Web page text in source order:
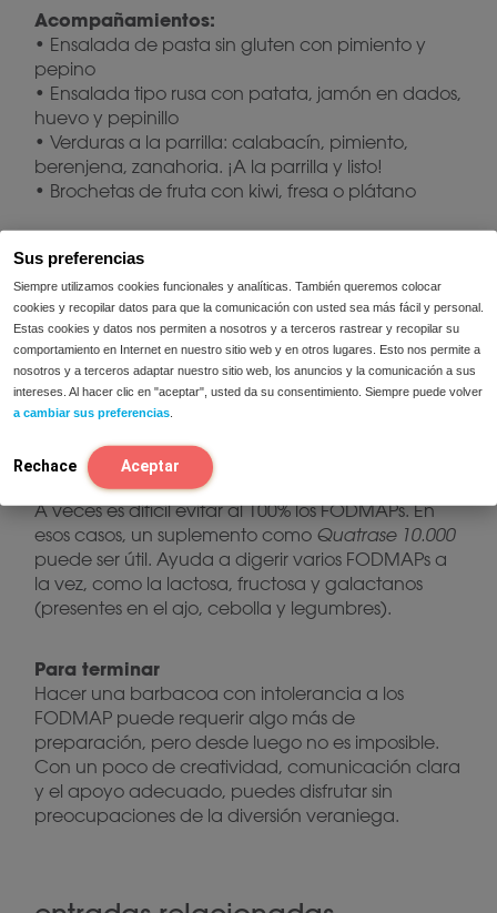
Sus preferencias
Siempre utilizamos cookies funcionales y analíticas. También queremos colocar
cookies y recopilar datos para que la comunicación con usted sea más fácil y personal.
Estas cookies y datos nos permiten a nosotros y a terceros rastrear y recopilar su
comportamiento en Internet en nuestro sitio web y en otros lugares. Esto nos permite a
nosotros y a terceros adaptar nuestro sitio web, los anuncios y la comunicación a sus
intereses. Al hacer clic en "aceptar", usted da su consentimiento. Siempre puede volver
a cambiar sus preferencias
Rechace Aceptar
Acompañamientos:
• Ensalada de pasta sin gluten con pimiento y
pepino
• Ensalada tipo rusa con patata, jamón en dados,
huevo y pepinillo
• Verduras a la parrilla: calabacín, pimiento,
berenjena, zanahoria. ¡A la parrilla y listo!
• Brochetas de fruta con kiwi, fresa o plátano
¿Cómo evito molestias si hago barbacoa en
casa de otros?
• Lleva tus propias porciones, así sabrás
exactamente qué contienen
• Explica brevemente lo que puedes y no puedes
comer; la mayoría de la gente agradece saberlo
• Y… no dudes en compartir este artículo 😉
¿Pueden ayudar los enzimas en una barbacoa
con FODMAPs?
A veces es difícil evitar al 100% los FODMAPs. En
esos casos, un suplemento como Quatrase 10.000
puede ser útil. Ayuda a digerir varios FODMAPs a
la vez, como la lactosa, fructosa y galactanos
(presentes en el ajo, cebolla y legumbres).
Para terminar
Hacer una barbacoa con intolerancia a los
FODMAP puede requerir algo más de
preparación, pero desde luego no es imposible.
Con un poco de creatividad, comunicación clara
y el apoyo adecuado, puedes disfrutar sin
preocupaciones de la diversión veraniega.